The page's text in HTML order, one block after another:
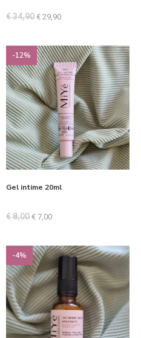
€34,90 € 29,90
-12%
Gel intime 20ml
€8,00 € 7,00
-4%